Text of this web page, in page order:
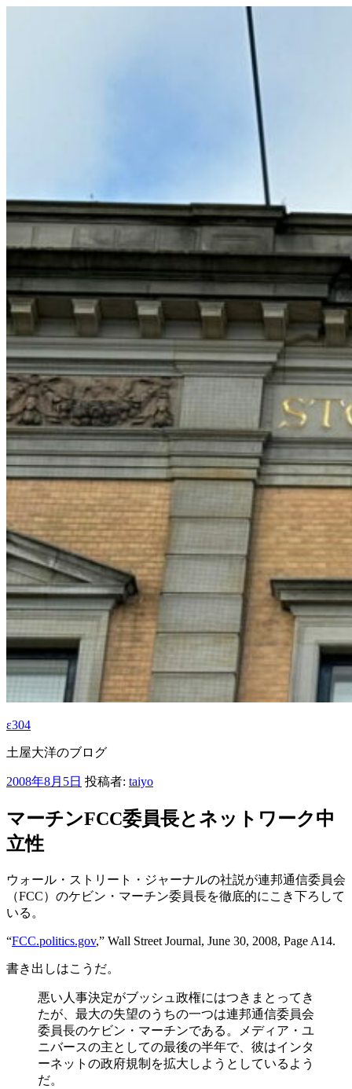
ε304
土屋大洋のブログ
投
日:
2008年8月5日 投稿者: taiyo
マーチンFCC委員長とネットワーク中
立性
ウォール・ストリート・ジャーナルの社説が連邦通信委員会
（FCC）のケビン・マーチン委員長を徹底的にこき下ろして
いる。
“FCC.politics.gov,” Wall Street Journal, June 30, 2008, Page A14.
書き出しはこうだ。
悪い人事決定がブッシュ政権にはつきまとってき
たが、最大の失望のうちの一つは連邦通信委員会
委員長のケビン・マーチンである。メディア・ユ
ニバースの主としての最後の半年で、彼はインタ
ーネットの政府規制を拡大しようとしているよう
だ。